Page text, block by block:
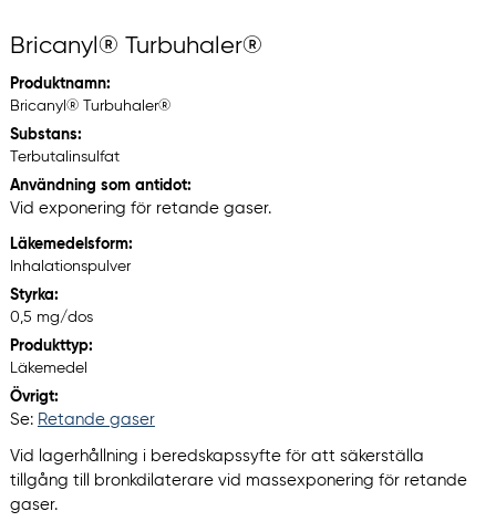
Bricanyl® Turbuhaler®
Produktnamn:
Bricanyl® Turbuhaler®
Substans:
Terbutalinsulfat
Användning som antidot:
Vid exponering för retande gaser.
Läkemedelsform:
Inhalationspulver
Styrka:
0,5 mg/dos
Produkttyp:
Läkemedel
Övrigt:
Se: Retande gaser
Vid lagerhållning i beredskapssyfte för att säkerställa
tillgång till bronkdilaterare vid massexponering för retande
gaser.